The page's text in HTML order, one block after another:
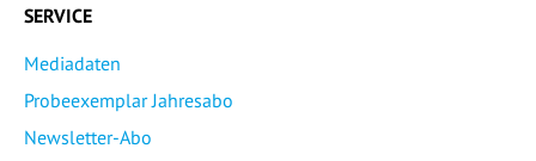
SERVICE
Mediadaten
Probeexemplar Jahresabo
Newsletter-Abo